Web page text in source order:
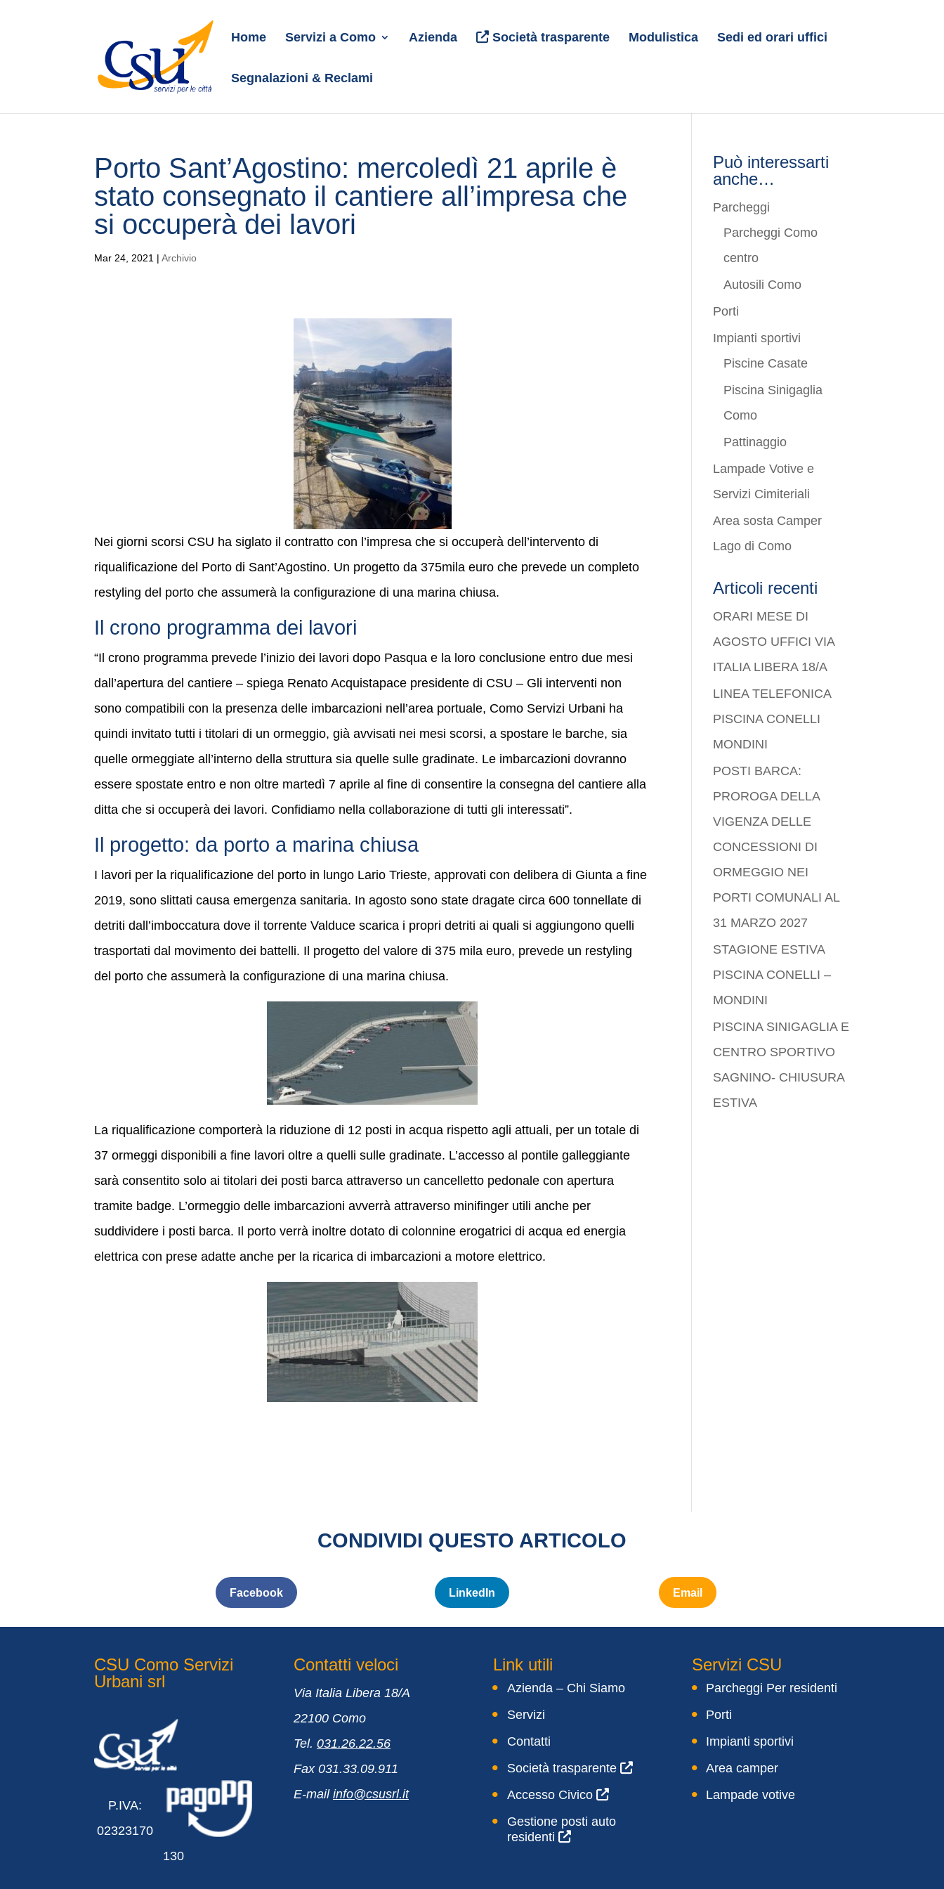
Home Servizi a Como Azienda Società trasparente Modulistica Sedi ed orari uffici
Segnalazioni & Reclami
Porto Sant’Agostino: mercoledì 21 aprile è
stato consegnato il cantiere all’impresa che
si occuperà dei lavori
Mar 24, 2021 |Archivio
Nei giorni scorsi CSU ha siglato il contratto con l’impresa che si occuperà dell’intervento di
riqualificazione del Porto di Sant’Agostino. Un progetto da 375mila euro che prevede un completo
restyling del porto che assumerà la configurazione di una marina chiusa.
Il crono programma dei lavori
“Il crono programma prevede l’inizio dei lavori dopo Pasqua e la loro conclusione entro due mesi
dall’apertura del cantiere – spiega Renato Acquistapace presidente di CSU – Gli interventi non
sono compatibili con la presenza delle imbarcazioni nell’area portuale, Como Servizi Urbani ha
quindi invitato tutti i titolari di un ormeggio, già avvisati nei mesi scorsi, a spostare le barche, sia
quelle ormeggiate all’interno della struttura sia quelle sulle gradinate. Le imbarcazioni dovranno
essere spostate entro e non oltre martedì 7 aprile al fine di consentire la consegna del cantiere alla
ditta che si occuperà dei lavori. Confidiamo nella collaborazione di tutti gli interessati”.
Il progetto: da porto a marina chiusa
I lavori per la riqualificazione del porto in lungo Lario Trieste, approvati con delibera di Giunta a fine
2019, sono slittati causa emergenza sanitaria. In agosto sono state dragate circa 600 tonnellate di
detriti dall’imboccatura dove il torrente Valduce scarica i propri detriti ai quali si aggiungono quelli
trasportati dal movimento dei battelli. Il progetto del valore di 375 mila euro, prevede un restyling
del porto che assumerà la configurazione di una marina chiusa.
La riqualificazione comporterà la riduzione di 12 posti in acqua rispetto agli attuali, per un totale di
37 ormeggi disponibili a fine lavori oltre a quelli sulle gradinate. L’accesso al pontile galleggiante
sarà consentito solo ai titolari dei posti barca attraverso un cancelletto pedonale con apertura
tramite badge. L’ormeggio delle imbarcazioni avverrà attraverso minifinger utili anche per
suddividere i posti barca. Il porto verrà inoltre dotato di colonnine erogatrici di acqua ed energia
elettrica con prese adatte anche per la ricarica di imbarcazioni a motore elettrico.
Può interessarti
anche…
Parcheggi
Parcheggi Como
centro
Autosili Como
Porti
Impianti sportivi
Piscine Casate
Piscina Sinigaglia
Como
Pattinaggio
Lampade Votive e
Servizi Cimiteriali
Area sosta Camper
Lago di Como
Articoli recenti
ORARI MESE DI
AGOSTO UFFICI VIA
ITALIA LIBERA 18/A
LINEA TELEFONICA
PISCINA CONELLI
MONDINI
POSTI BARCA:
PROROGA DELLA
VIGENZA DELLE
CONCESSIONI DI
ORMEGGIO NEI
PORTI COMUNALI AL
31 MARZO 2027
STAGIONE ESTIVA
PISCINA CONELLI –
MONDINI
PISCINA SINIGAGLIA E
CENTRO SPORTIVO
SAGNINO- CHIUSURA
ESTIVA
CONDIVIDI QUESTO ARTICOLO
Facebook LinkedIn Email
CSU Como Servizi
Urbani srl
P.IVA:
02323170
130
Contatti veloci
Via Italia Libera 18/A
22100 Como
Tel. 031.26.22.56
Fax 031.33.09.911
E-mail info@csusrl.it
Link utili
Azienda – Chi Siamo
Servizi
Contatti
Società trasparente
Accesso Civico
Gestione posti auto
residenti
Servizi CSU
Parcheggi Per residenti
Porti
Impianti sportivi
Area camper
Lampade votive